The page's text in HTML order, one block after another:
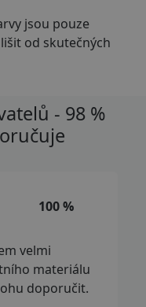
jsou pouze
od skutečných
- 98 %
100 %
velmi
materiálu
doporučit.